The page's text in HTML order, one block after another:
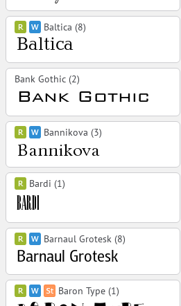
Baltica (8)
Bank Gothic (2)
Bannikova (3)
Bardi (1)
Barnaul Grotesk (8)
Baron Type (1)